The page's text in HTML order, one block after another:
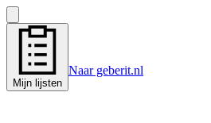
Mijn lijsten
Naar geberit.nl